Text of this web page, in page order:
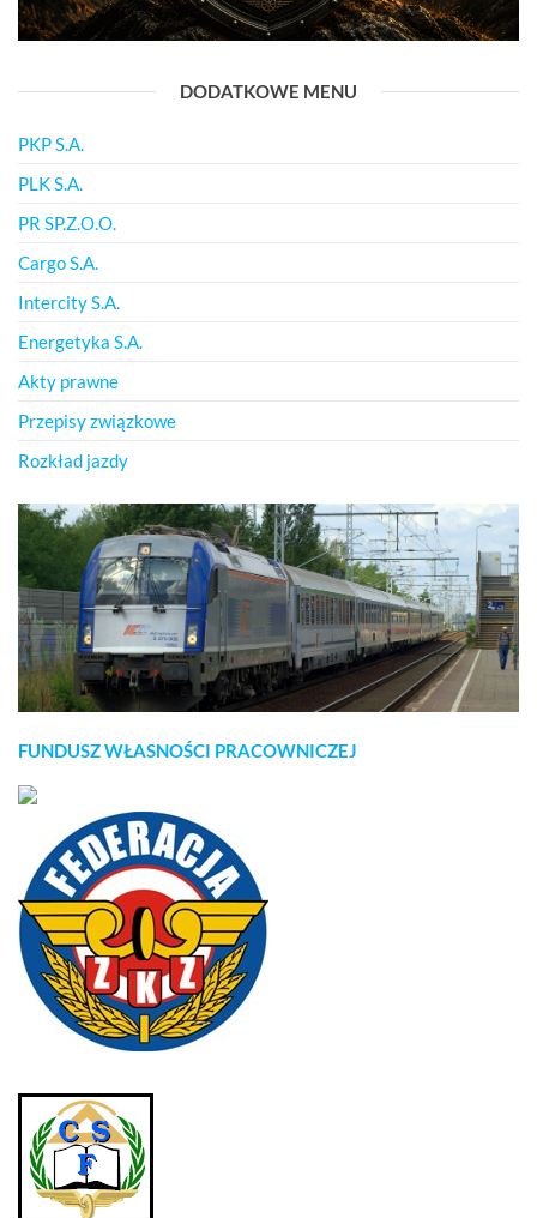
DODATKOWE MENU
PKP S.A.
PLK S.A.
PR SP.Z.O.O.
Cargo S.A.
Intercity S.A.
Energetyka S.A.
Akty prawne
Przepisy związkowe
Rozkład jazdy
FUNDUSZ WŁASNOŚCI PRACOWNICZEJ